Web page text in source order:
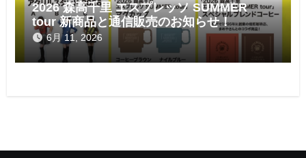
2026 森高千里 エスプレッソ SUMMER
tour 新商品と通信販売のお知らせ！
6月 11, 2026